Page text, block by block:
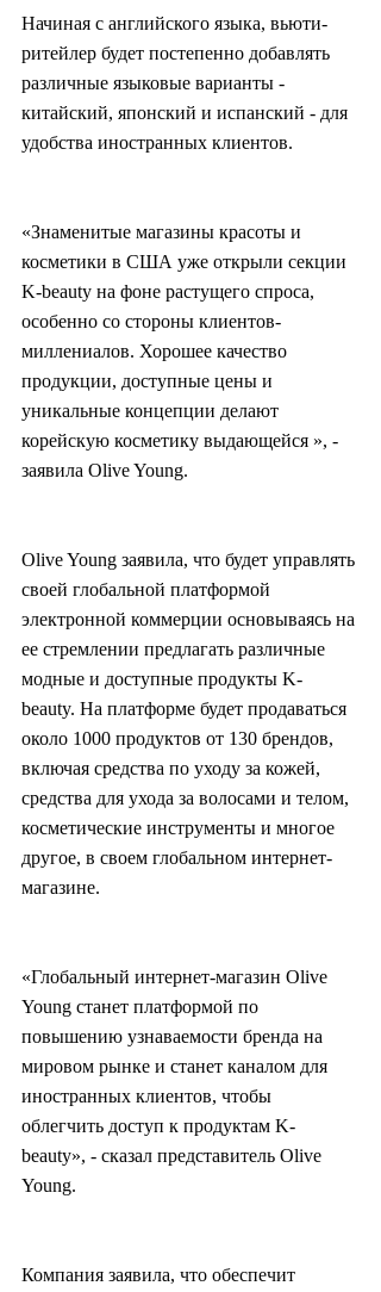
Начиная с английского языка, вьюти-
ритейлер будет постепенно добавлять
различные языковые варианты -
китайский, японский и испанский - для
удобства иностранных клиентов.
«Знаменитые магазины красоты и
косметики в США уже открыли секции
K-beauty на фоне растущего спроса,
особенно со стороны клиентов-
миллениалов. Хорошее качество
продукции, доступные цены и
уникальные концепции делают
корейскую косметику выдающейся », -
заявила Olive Young.
Olive Young заявила, что будет управлять
своей глобальной платформой
электронной коммерции основываясь на
ее стремлении предлагать различные
модные и доступные продукты K-
beauty. На платформе будет продаваться
около 1000 продуктов от 130 брендов,
включая средства по уходу за кожей,
средства для ухода за волосами и телом,
косметические инструменты и многое
другое, в своем глобальном интернет-
магазине.
«Глобальный интернет-магазин Olive
Young станет платформой по
повышению узнаваемости бренда на
мировом рынке и станет каналом для
иностранных клиентов, чтобы
облегчить доступ к продуктам K-
beauty», - сказал представитель Olive
Young.
Компания заявила, что обеспечит